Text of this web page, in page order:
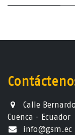
Calle
Cuenca - Ecuador
info@gsm.ec​